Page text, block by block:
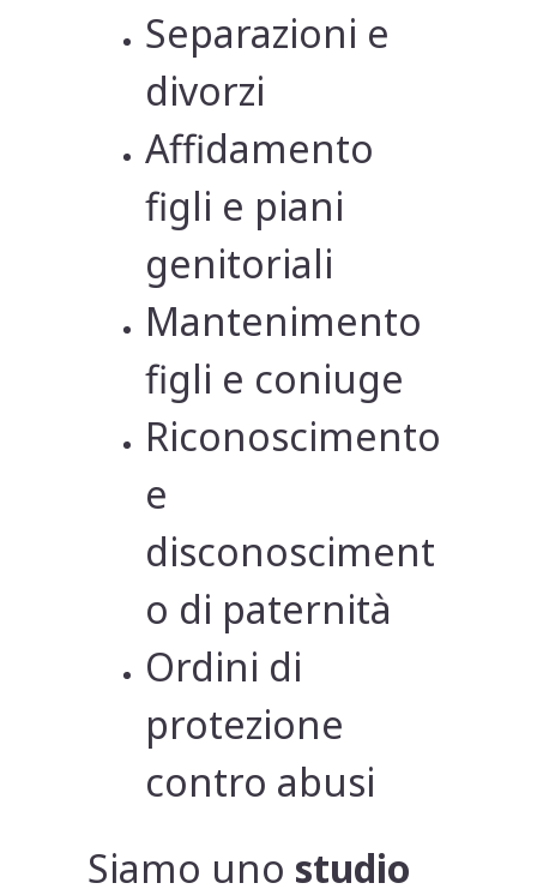
Separazioni e
divorzi
Affidamento
figli e piani
genitoriali
Mantenimento
figli e coniuge
Riconoscimento
e
disconosciment
o di paternità
Ordini di
protezione
contro abusi
Siamo uno studio